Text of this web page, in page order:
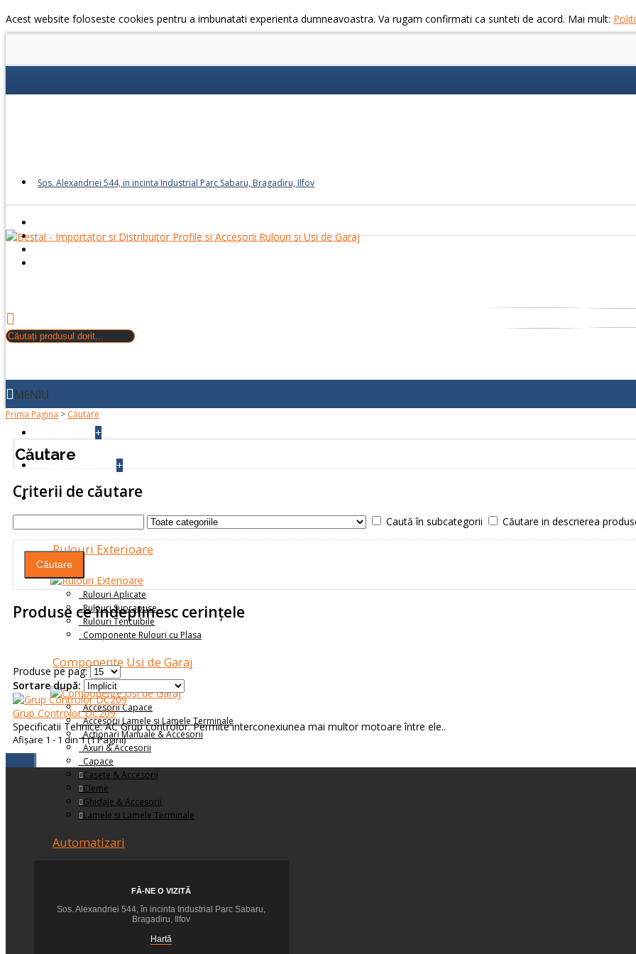
Acest website foloseste cookies pentru a imbunatati experienta dumneavoastra. Va rugam confirmati ca sunteti de acord. Mai mult:
Sos. Alexandriei 544, in incinta Industrial Parc Sabaru, Bragadiru, Ilfov
MENIU
+
+
PRODUSE
Rulouri Exterioare
Rulouri Aplicate
Rulouri Suprapuse
Rulouri Tencuibile
Componente Rulouri cu Plasa
Componente Usi de Garaj
Accesorii Capace
Accesorii Lamele si Lamele Terminale
Actionari Manuale & Accesorii
Axuri & Accesorii
Capace
Casete & Accesorii
Cleme
Ghidaje & Accesorii
Lamele si Lamele Terminale
Automatizari
Grup Controlor
Intrerupatoare
Motoare Tubulare și Industriale
Placi de Prindere Motor
Prima Pagina > Căutare
Căutare
Criterii de căutare
Caută în subcategorii Căutare in descrierea
Produse ce îndeplinesc cerinţele
Produse pe pag:
Sortare după:
Grup Controlor DC209
Specificatii Tehnice: AC Grup controlor. Permite interconexiunea mai multor motoare între ele..
Afişare 1 - 1 din 1 (1 Pagini)
FĂ-NE O VIZITĂ
Sos. Alexandriei 544, în incinta Industrial Parc Sabaru,
Bragadiru, Ilfov
Hartă